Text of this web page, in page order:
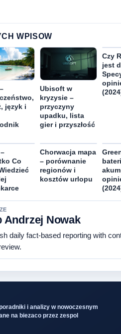
WPISOW
język i
Ubisoft w
kryzysie –
przyczyny
upadku, lista
gier i przyszłość
Czy
jest
Co
Chorwacja mapa
– porównanie
regionów i
kosztów urlopu
Andrzej Nowak
daily fact-based reporting with
i analizy w nowoczesnym
na biezaco przez zespol